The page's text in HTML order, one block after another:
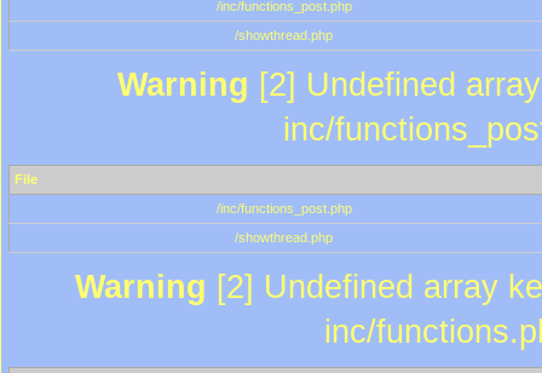
/inc/functions_post.php
/showthread.php
Warning [2] Undefined
inc/
File
/inc/functions_post.php
/showthread.php
Warning [2] Undefined array
inc/